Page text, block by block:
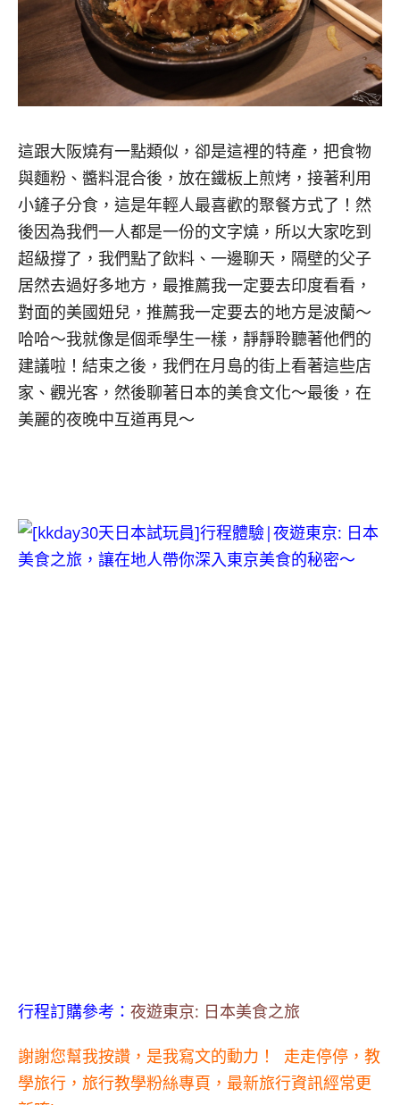
這跟大阪燒有一點類似，卻是這裡的特產，把食物
與麵粉、醬料混合後，放在鐵板上煎烤，接著利用
小鏟子分食，這是年輕人最喜歡的聚餐方式了！然
後因為我們一人都是一份的文字燒，所以大家吃到
超級撐了，我們點了飲料、一邊聊天，隔壁的父子
居然去過好多地方，最推薦我一定要去印度看看，
對面的美國妞兒，推薦我一定要去的地方是波蘭～
哈哈～我就像是個乖學生一樣，靜靜聆聽著他們的
建議啦！結束之後，我們在月島的街上看著這些店
家、觀光客，然後聊著日本的美食文化～最後，在
美麗的夜晚中互道再見～
行程訂購參考： 夜遊東京: 日本美食之旅
謝謝您幫我按讚，是我寫文的動力！
走走停停，教
學旅行，旅行教學粉絲專頁，最新旅行資訊經常更